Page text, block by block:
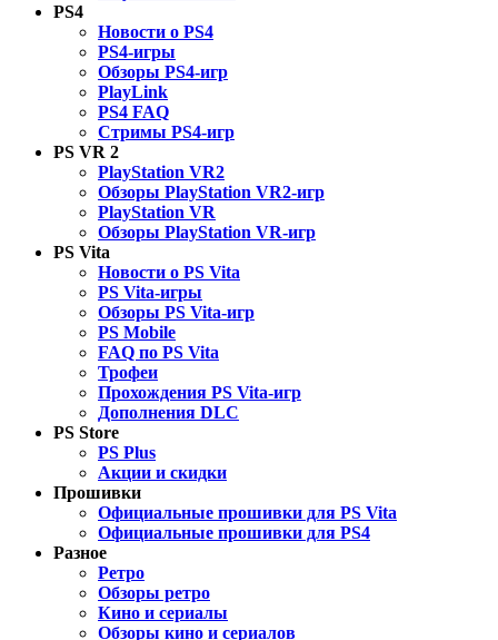
PS4
Новости о PS4
PS4-игры
Обзоры PS4-игр
PlayLink
PS4 FAQ
Стримы PS4-игр
PS VR 2
PlayStation VR2
Обзоры PlayStation VR2-игр
PlayStation VR
Обзоры PlayStation VR-игр
PS Vita
Новости о PS Vita
PS Vita-игры
Обзоры PS Vita-игр
PS Mobile
FAQ по PS Vita
Трофеи
Прохождения PS Vita-игр
Дополнения DLC
PS Store
PS Plus
Акции и скидки
Прошивки
Официальные прошивки для PS Vita
Официальные прошивки для PS4
Разное
Ретро
Обзоры ретро
Кино и сериалы
Обзоры кино и сериалов